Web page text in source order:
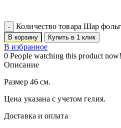
Количество товара Шар
В корзину Купить в 1 клик
В избранное
0 People watching this product now!
Описание
Размер 46 см.
Цена указана с учетом гелия.
Доставка и оплата